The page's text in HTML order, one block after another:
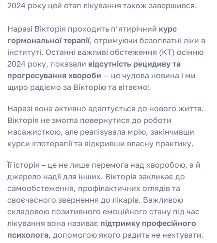
2024 року цей етап лікування також завершився.
Наразі Вікторія проходить п’ятирічний курс
гормональної терапії, отримуючи безоплатні ліки в
інституті. Останні важливі обстеження (КТ) осінню
2024 року, показали відсутність рецидиву та
прогресування хвороби — це чудова новина і ми
щиро радіємо за Вікторію та вітаємо!
Наразі вона активно адаптується до нового життя.
Вікторія не змогла повернутися до роботи
масажисткою, але реалізувала мрію, закінчивши
курси іглотерапії та відкривши власну практику.
Її історія – це не лише перемога над хворобою, а й
джерело надії для інших. Вікторія закликає до
самообстеження, профілактичних оглядів та
своєчасного звернення до лікарів. Важливою
складовою позитивного емоційного стану під час
лікування вона називає підтримку професійного
психолога, допомогою якого радить не нехтувати.